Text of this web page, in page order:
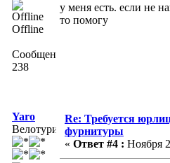
Offline
Сообщений:
238
у меня есть. если не
то помогу
Yaro
Велотурист
Re: Требуется
фурнитуры
« Ответ #4 : Ноября